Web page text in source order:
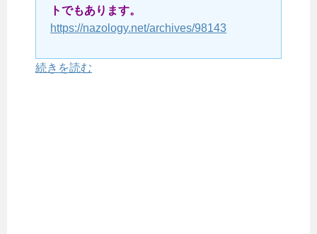
トでもあります。
https://nazology.net/archives/98143
続きを読む